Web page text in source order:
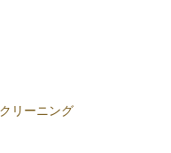
リーニング